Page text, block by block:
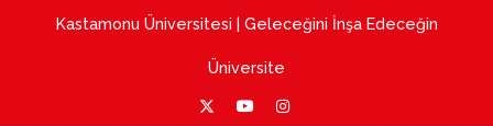
Kastamonu Üniversitesi | Geleceğini İnşa Edeceğin
Üniversite